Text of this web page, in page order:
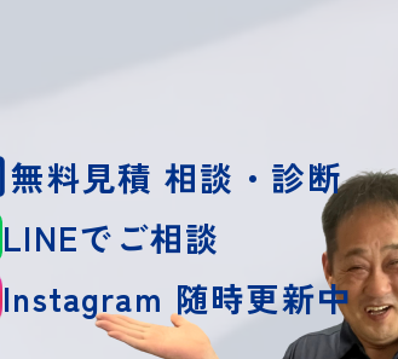
無料見積 相談・診断
LINEでご相談
Instagram 随時更新中